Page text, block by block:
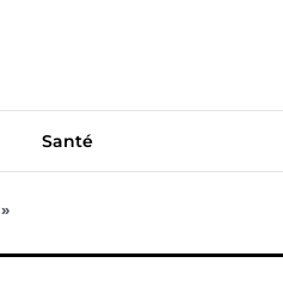
& IA
Santé